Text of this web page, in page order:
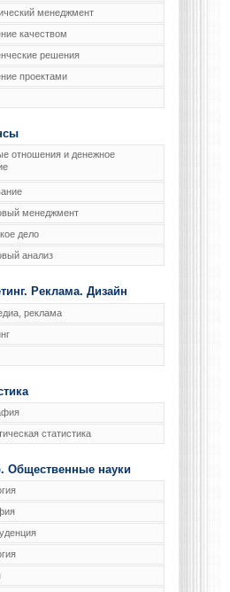
менеджмент
качеством
решения
проектами
отношения и денежное
менеджмент
дело
анализ
Реклама. Дизайн
реклама
статистика
Общественные науки